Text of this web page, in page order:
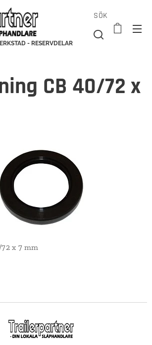
- RESERVDELAR
SÖK
CB 40/72 x
x 7 mm